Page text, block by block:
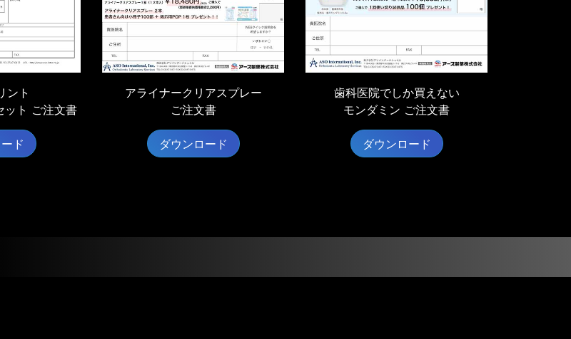
ント
ット ご注文書
ド
アライナークリアスプレー
ご注文書
ダウンロード
歯科医院でしか買えない
モンダミン ご注文書
ダウンロード